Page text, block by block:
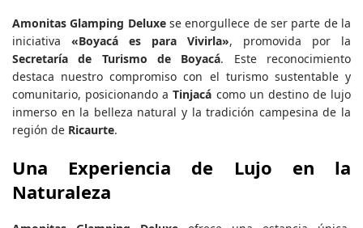
Amonitas Glamping Deluxese enorgullece de ser parte de la
iniciativa «Boyacá es para Vivirla», promovida por la
Secretaría de Turismo de Boyacá. Este reconocimiento
destaca nuestro compromiso con el turismo sustentable y
comunitario, posicionando aTinjacá como un destino de lujo
inmerso en la belleza natural y la tradición campesina de la
región de Ricaurte.
Una Experiencia de Lujo en la
Naturaleza